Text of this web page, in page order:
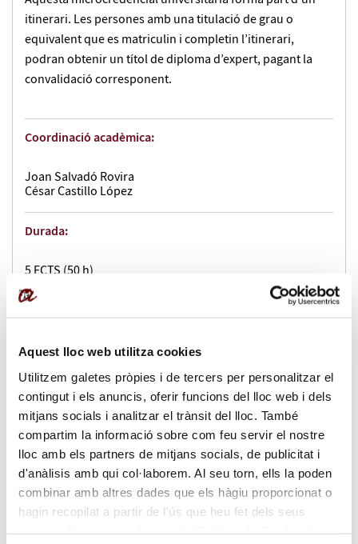
Aquest lloc web utilitza cookies
Utilitzem galetes pròpies i de tercers per personalitzar el
contingut i els anuncis, oferir funcions del lloc web i dels
mitjans socials i analitzar el trànsit del lloc. També
compartim la informació sobre com feu servir el nostre
lloc amb els partners de mitjans socials, de publicitat i
d'anàlisis amb qui col·laborem. Al seu torn, ells la poden
combinar amb altres dades que els hàgiu proporcionat o
hagin recopilat a partir de l'ús que heu fet dels seus
itinerari. Les persones amb una titulació de grau o
equivalent que es matriculin i completin l’itinerari,
podran obtenir un títol de diploma d’expert, pagant la
convalidació corresponent.
Coordinació acadèmica:
Joan Salvadó Rovira
César Castillo López
Durada:
5 ECTS (50 h)
virtual
Idiomes en que s'imparteix:
Anglès, Castellà
Dates:
del 14/10/2025 al 18/12/2025